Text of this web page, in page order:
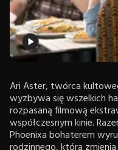
Ari Aster, twórca
wyzbywa się wszelkich
rozpasaną filmową
współczesnym kinie.
Phoenixa bohaterem